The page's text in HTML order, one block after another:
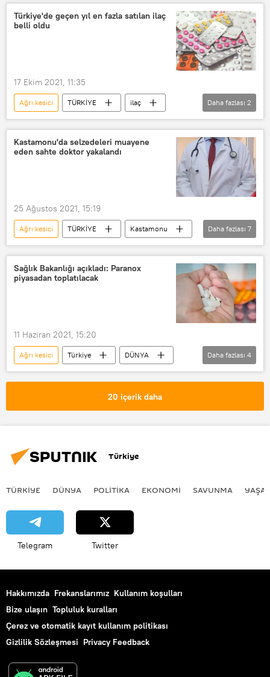
böbrek
Doktor
Türk Böbrek Vakfı
Türkiye'de geçen yıl en fazla satılan ilaç
belli oldu
17 Ekim 2021, 11:35
Ağrı kesici TÜRKİYE
ilaç
Türkiye
diyabet
Daha fazlası 2
Kastamonu'da selzedeleri muayene
eden sahte doktor yakalandı
25 Ağustos 2021, 15:19
Ağrı kesici TÜRKİYE
Kastamonu
Sel
ilaç
yurt
Doktor
Sel felaketi
krem
Daha fazlası 7
Sağlık Bakanlığı açıkladı: Paranox
piyasadan toplatılacak
11 Haziran 2021, 15:20
Ağrı kesici Türkiye
DÜNYA
Haberler
Sağlık Bakanlığı
Daha fazlası 4
20 içerik daha
Türkiye
TÜRKIYE DÜNYA POLİTİKA EKONOMİ SAVUNMA
Telegram Twitter
Hakkımızda Frekanslarımız Kullanım koşulları
Bize ulaşın Topluluk kuralları
Çerez ve otomatik kayıt kullanım politikası
Gizlilik Sözleşmesi Privacy Feedback